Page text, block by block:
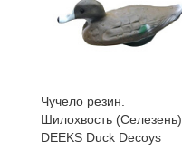
Чучело резин.
Шилохвость (Селезень)
DEEKS Duck Decoys